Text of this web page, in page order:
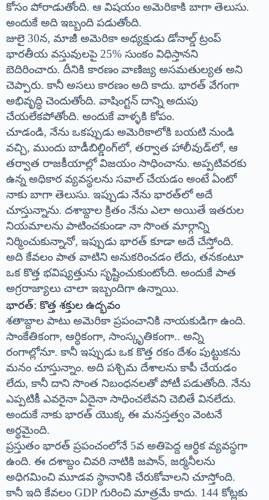
కోసం పోరాడుతోంది. ఆ విషయం అమెరికాకి బాగా తెలుసు.
అందుకే అది ఇబ్బంది పడుతోంది.
జులై 30న, మాజీ అమెరికా అధ్యక్షుడు డోనాల్డ్ ట్రంప్
భారతీయ వస్తువులపై 25% సుంకం విధిస్తానని
బెదిరించారు. దీనికి కారణం వాణిజ్య అసమతుల్యత అని
చెప్పారు. కానీ అసలు కారణం అది కాదు. భారత్ వేగంగా
అభివృద్ధి చెందుతోంది. వాషింగ్టన్ దాన్ని అదుపు
చేయలేకపోతోంది. అందుకే వాళ్ళకి కోపం.
చూడండి, నేను ఒకప్పుడు అమెరికాలోకి బయటి నుండి
వచ్చి, ముందు బాడీబిల్డింగ్‌లో, తర్వాత హాలీవుడ్‌లో, ఆ
తర్వాత రాజకీయాల్లో విజయం సాధించాను. అప్పటివరకు
ఉన్న అధికార వ్యవస్థలను సవాల్ చేయడం అంటే ఏంటో
నాకు బాగా తెలుసు. ఇప్పుడు నేను భారత్‌లో అదే
చూస్తున్నాను. దశాబ్దాల క్రితం నేను ఎలా అయితే ఇతరుల
నియమాలను పాటించకుండా నా సొంత మార్గాన్ని
నిర్మించుకున్నానో, ఇప్పుడు భారత్ కూడా అదే చేస్తోంది.
అది కేవలం పాత వాటిని అనుకరించడం లేదు, తనకంటూ
ఒక కొత్త భవిష్యత్తును సృష్టించుకుంటోంది. అందుకే పాత
అగ్రరాజ్యాలు చాలా ఇబ్బందిగా ఉన్నాయి.
భారత్: కొత్త శక్తుల ఉద్భవం
శతాబ్దాల పాటు అమెరికా ప్రపంచానికి నాయకుడిగా ఉంది.
సాంకేతికంగా, ఆర్థికంగా, సాంస్కృతికంగా.. అన్ని
రంగాల్లోనూ. కానీ ఇప్పుడు ఒక కొత్త రకం దేశం పుట్టుకను
మనం చూస్తున్నాం. అది పశ్చిమ దేశాలను కాపీ చేయడం
లేదు, కానీ దాని సొంత నిబంధనలతో పోటీ పడుతోంది. నేను
ఎప్పటికీ ఎవరైనా ఏదైనా సాధించలేవని చెబితే వినలేదు.
అందుకే నాకు భారత్ యొక్క ఈ మనస్తత్వం వెంటనే
అర్థమైంది.
ప్రస్తుతం భారత్ ప్రపంచంలోనే 5వ అతిపెద్ద ఆర్థిక వ్యవస్థగా
ఉంది. ఈ దశాబ్దం చివరి నాటికి జపాన్, జర్మనీలను
అధిగమించి మూడవ స్థానానికి చేరుకోవాలని చూస్తోంది.
కానీ ఇది కేవలం GDP గురించి మాత్రమే కాదు. 144 కోట్లకు